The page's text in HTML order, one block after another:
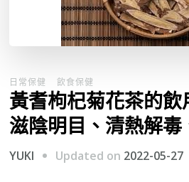
日常保健 飲食保健
黃耆枸杞菊花茶的飲
滋陰明目、清熱解毒
YUKI Updated on 2022-05-27